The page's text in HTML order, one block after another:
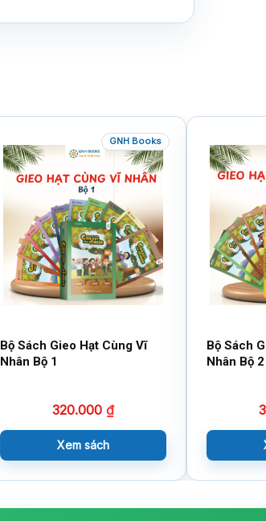
GNH Books
Bộ Sách Gieo Hạt Cùng Vĩ
Nhân Bộ 1
320.000 ₫
Xem sách
Bộ Sách
Nhân Bộ 2